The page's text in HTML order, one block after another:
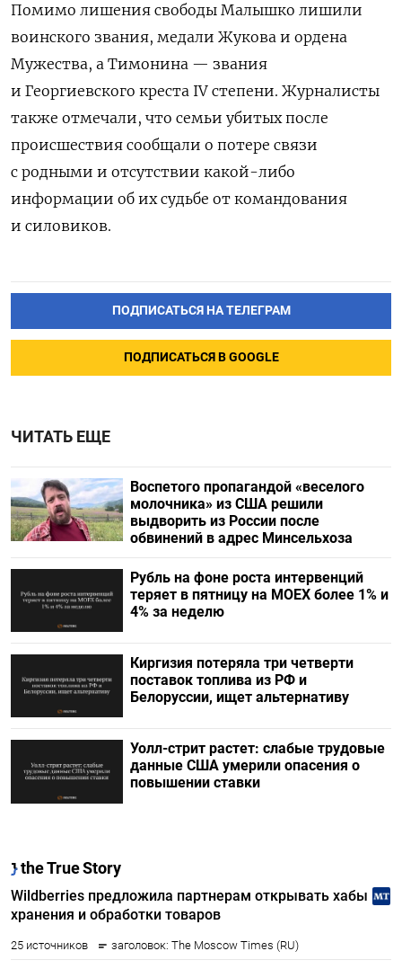
Помимо лишения свободы Малышко лишили
воинского звания, медали Жукова и ордена
Мужества, а Тимонина — звания
и Георгиевского креста IV степени. Журналисты
также отмечали, что семьи убитых после
происшествия сообщали о потере связи
с родными и отсутствии какой-либо
информации об их судьбе от командования
и силовиков.
ПОДПИСАТЬСЯ НА ТЕЛЕГРАМ
ПОДПИСАТЬСЯ В GOOGLE
ЧИТАТЬ ЕЩЕ
Воспетого пропагандой «веселого
молочника» из США решили
выдворить из России после
обвинений в адрес Минсельхоза
Рубль на фоне роста интервенций
теряет в пятницу на МОЕХ более 1% и
4% за неделю
Киргизия потеряла три четверти
поставок топлива из РФ и
Белоруссии, ищет альтернативу
Уолл-стрит растет: слабые трудовые
данные США умерили опасения о
повышении ставки